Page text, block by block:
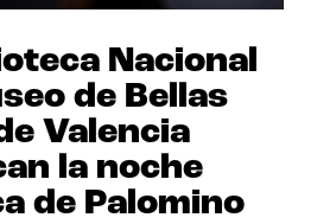
Nacional
de Bellas
Valencia
la noche
de Palomino